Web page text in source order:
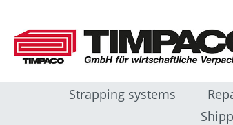
Strapping systems